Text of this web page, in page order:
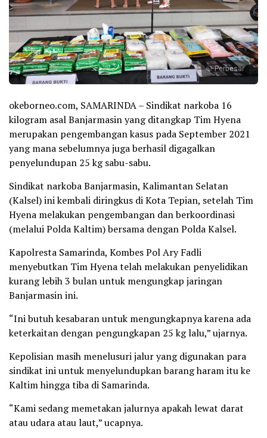
Perbesar
okeborneo.com, SAMARINDA – Sindikat narkoba 16
kilogram asal Banjarmasin yang ditangkap Tim Hyena
merupakan pengembangan kasus pada September 2021
yang mana sebelumnya juga berhasil digagalkan
penyelundupan 25 kg sabu-sabu.
Sindikat narkoba Banjarmasin, Kalimantan Selatan
(Kalsel) ini kembali diringkus di Kota Tepian, setelah Tim
Hyena melakukan pengembangan dan berkoordinasi
(melalui Polda Kaltim) bersama dengan Polda Kalsel.
Kapolresta Samarinda, Kombes Pol Ary Fadli
menyebutkan Tim Hyena telah melakukan penyelidikan
kurang lebih 3 bulan untuk mengungkap jaringan
Banjarmasin ini.
“Ini butuh kesabaran untuk mengungkapnya karena ada
keterkaitan dengan pengungkapan 25 kg lalu,” ujarnya.
Kepolisian masih menelusuri jalur yang digunakan para
sindikat ini untuk menyelundupkan barang haram itu ke
Kaltim hingga tiba di Samarinda.
“Kami sedang memetakan jalurnya apakah lewat darat
atau udara atau laut,” ucapnya.